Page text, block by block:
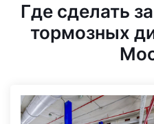
Где сделать
тормозных